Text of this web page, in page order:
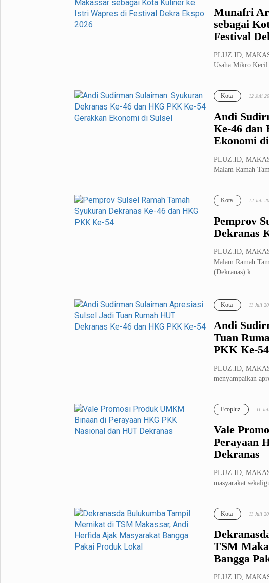
Munafri
sebagai
Festival
PLUZ.ID,
Usaha Mikro Kecil
Andi
Ke-46 dan
Ekonomi
Kota 12 Juli
PLUZ.ID,
Malam Ramah
Pemprov
Dekranas
Kota 12 Juli
PLUZ.ID,
Malam Ramah
(Dekranas) k...
Andi
Tuan
PKK Ke-54
Kota 11 Juli
PLUZ.ID,
menyampaikan
Vale
Perayaan
Dekranas
Ecopluz 11
PLUZ.ID,
masyarakat
TSM
Bangga
Kota 11 Juli
PLUZ.ID,